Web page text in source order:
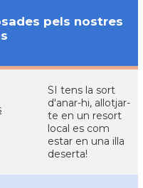
pels nostres
SI tens la sort
d'anar-hi, allotjar-
te en un resort
local es com
estar en una illa
deserta!